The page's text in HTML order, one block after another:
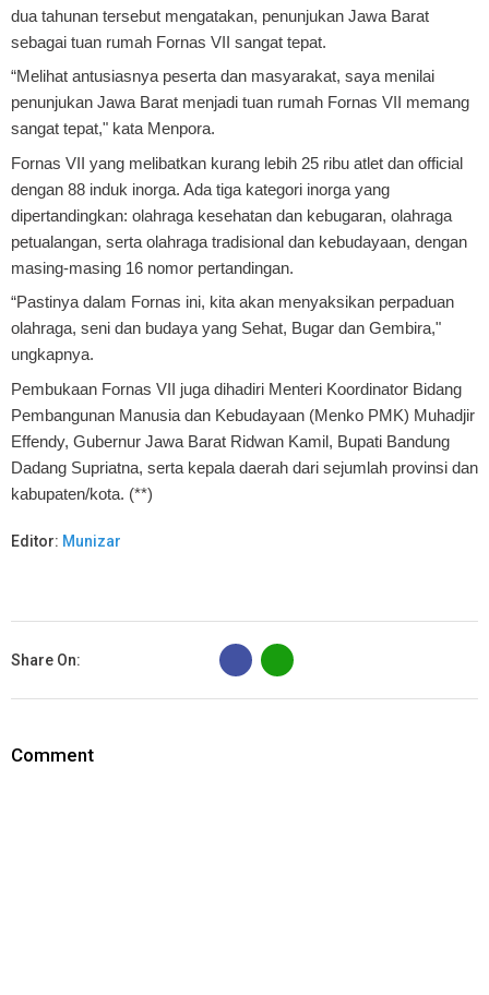
dua tahunan tersebut mengatakan, penunjukan Jawa Barat
sebagai tuan rumah Fornas VII sangat tepat.
“Melihat antusiasnya peserta dan masyarakat, saya menilai
penunjukan Jawa Barat menjadi tuan rumah Fornas VII memang
sangat tepat," kata Menpora.
Fornas VII yang melibatkan kurang lebih 25 ribu atlet dan official
dengan 88 induk inorga. Ada tiga kategori inorga yang
dipertandingkan: olahraga kesehatan dan kebugaran, olahraga
petualangan, serta olahraga tradisional dan kebudayaan, dengan
masing-masing 16 nomor pertandingan.
“Pastinya dalam Fornas ini, kita akan menyaksikan perpaduan
olahraga, seni dan budaya yang Sehat, Bugar dan Gembira,"
ungkapnya.
Pembukaan Fornas VII juga dihadiri Menteri Koordinator Bidang
Pembangunan Manusia dan Kebudayaan (Menko PMK) Muhadjir
Effendy, Gubernur Jawa Barat Ridwan Kamil, Bupati Bandung
Dadang Supriatna, serta kepala daerah dari sejumlah provinsi dan
kabupaten/kota. (**)
Editor: Munizar
Share On:
B
Comment